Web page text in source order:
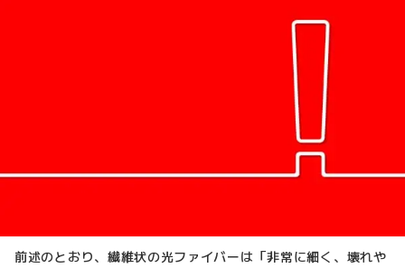
前述のとおり、繊維状の光ファイバーは「非常に細く、壊れや